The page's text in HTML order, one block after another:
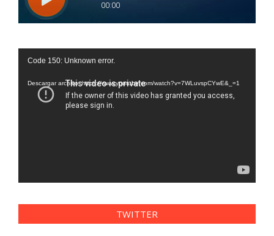
Reproductor
vídeo
Code 150: Unknown error.
Descargar archivo: https://www.youtube.com/watch?v=7WLuvspCYwE&_=1
TWITTER